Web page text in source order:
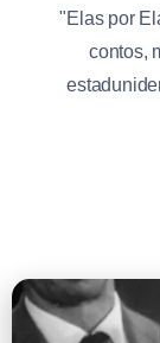
"Elas por
contos,